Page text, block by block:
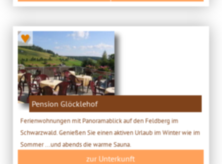
♥
Pension Glöcklehof
Ferienwohnungen mit Panoramablick auf den Feldberg im
Schwarzwald. Genießen Sie einen aktiven Urlaub im Winter wie im
Sommer ...und abends die warme Sauna.
zur Unterkunft